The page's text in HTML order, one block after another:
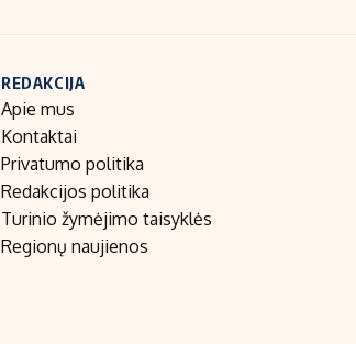
REDAKCIJA
Apie mus
Kontaktai
Privatumo politika
Redakcijos politika
Turinio žymėjimo taisyklės
Regionų naujienos